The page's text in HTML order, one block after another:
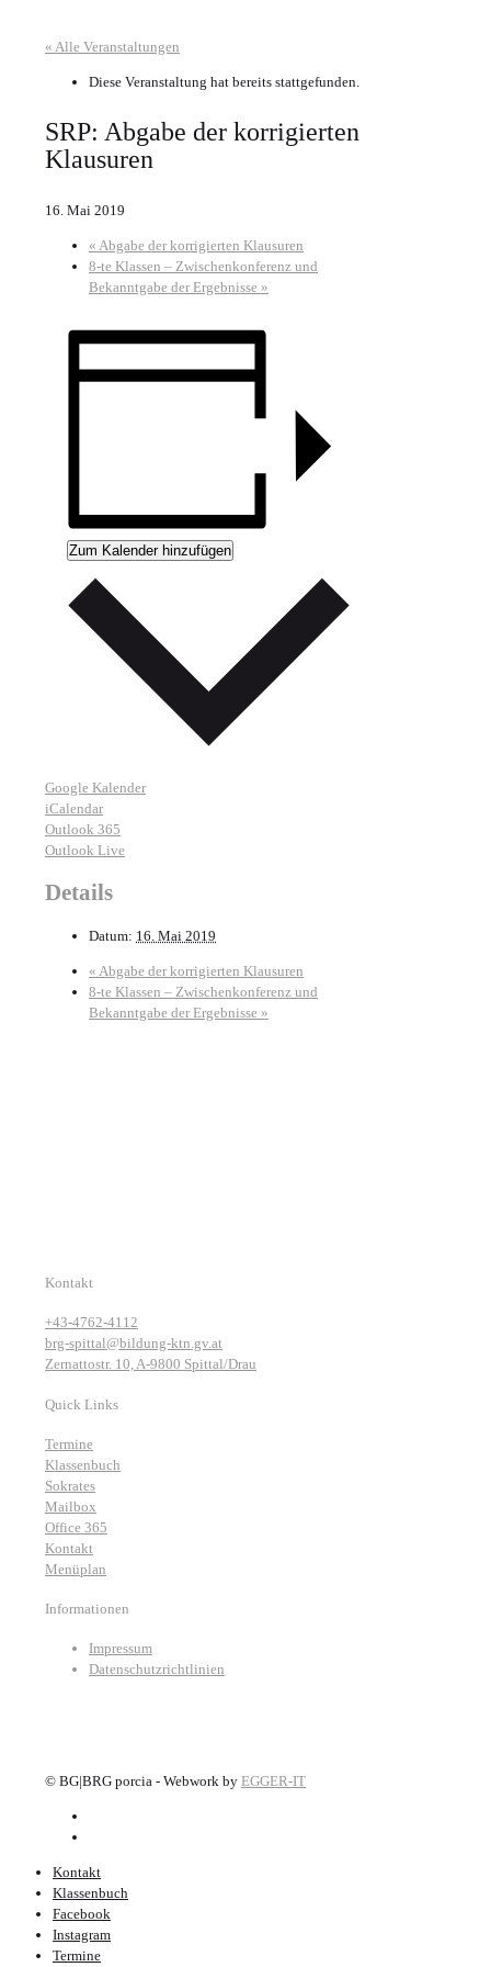
« Alle Veranstaltungen
Diese Veranstaltung hat bereits stattgefunden.
SRP: Abgabe der korrigierten
Klausuren
16. Mai 2019
« Abgabe der korrigierten Klausuren
8-te Klassen – Zwischenkonferenz und
Bekanntgabe der Ergebnisse »
Zum Kalender hinzufügen
Google Kalender
iCalendar
Outlook 365
Outlook Live
Details
Datum: 16. Mai 2019
« Abgabe der korrigierten Klausuren
8-te Klassen – Zwischenkonferenz und
Bekanntgabe der Ergebnisse »
Kontakt
+43-4762-4112
brg-spittal@bildung-ktn.gv.at
Zernattostr. 10, A-9800 Spittal/Drau
Quick Links
Termine
Klassenbuch
Sokrates
Mailbox
Office 365
Kontakt
Menüplan
Informationen
Impressum
Datenschutzrichtlinien
© BG|BRG porcia - Webwork by EGGER-IT
Kontakt
Klassenbuch
Facebook
Instagram
Termine